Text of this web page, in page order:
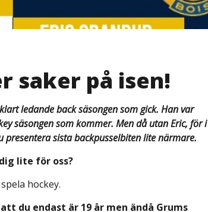
saker på isen!
ledande back säsongen som gick. Han var
säsongen som kommer. Men då utan Eric, för i
sista backpusselbiten lite närmare.
lite för oss?
hockey.
du endast är 19 år men ändå Grums